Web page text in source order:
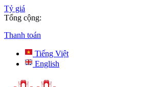
Tỷ giá
Tổng cộng:
Thanh toán
Tiếng Việt
English